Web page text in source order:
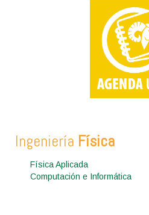
Ingeniería Física
Física Aplicada
Computación e Informática